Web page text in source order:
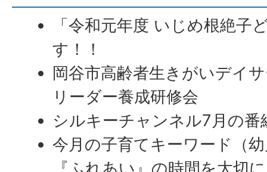
「令和元年度 いじめ根絶子
す！！
岡谷市高齢者生きがいデイ
リーダー養成研修会
シルキーチャンネル7月の番
今月の子育てキーワード（